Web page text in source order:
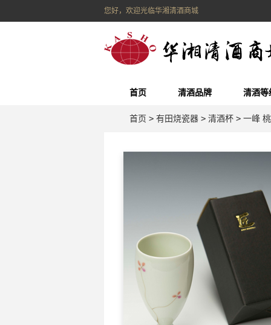
您好，欢迎光临华湘清酒商城
首页 清酒品牌 清酒等
首页 > 有田烧瓷器 > 清酒杯 > 一峰